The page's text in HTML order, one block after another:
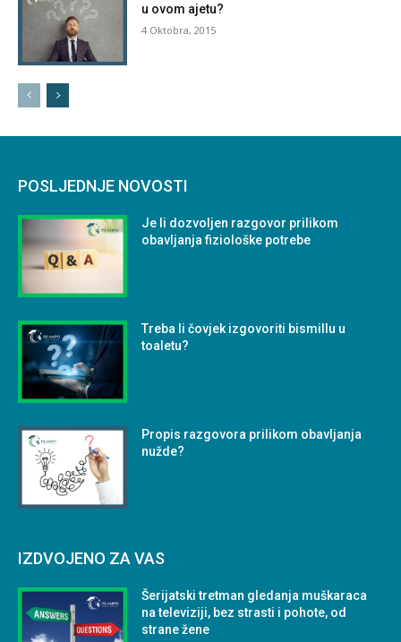
u ovom ajetu?
4 Oktobra, 2015
POSLJEDNJE NOVOSTI
Je li dozvoljen razgovor prilikom
obavljanja fiziološke potrebe
Treba li čovjek izgovoriti bismillu u
toaletu?
Propis razgovora prilikom obavljanja
nužde?
IZDVOJENO ZA VAS
Šerijatski tretman gledanja muškaraca
na televiziji, bez strasti i pohote, od
strane žene